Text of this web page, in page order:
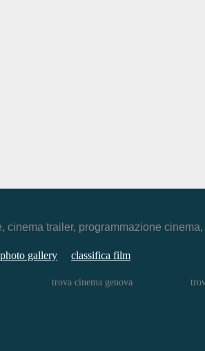
cinema trailer, programmazione
photo gallery classifica film
trova cinema genova